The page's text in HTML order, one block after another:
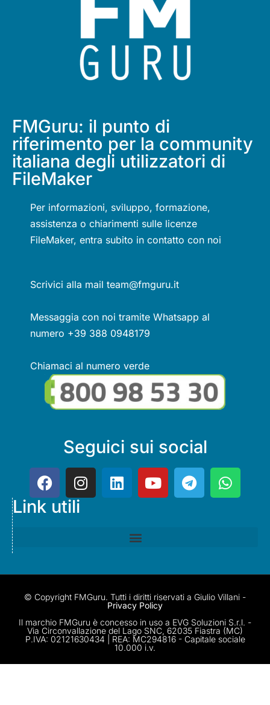
FMGuru: il punto di
riferimento per la community
italiana degli utilizzatori di
FileMaker
Per informazioni, sviluppo, formazione,
assistenza o chiarimenti sulle licenze
FileMaker, entra subito in contatto con noi
Scrivici alla mail team@fmguru.it
Messaggia con noi tramite Whatsapp al
numero +39 388 0948179
Chiamaci al numero verde
Seguici sui social
Link utili
© Copyright FMGuru. Tutti i diritti riservati a Giulio Villani -
Privacy Policy
Il marchio FMGuru è concesso in uso a EVG Soluzioni S.r.l. -
Via Circonvallazione del Lago SNC, 62035 Fiastra (MC)
P.IVA: 02121630434 | REA: MC294816 - Capitale sociale
10.000 i.v.